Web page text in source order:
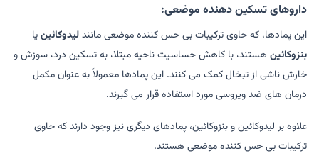
داروهای تسکین دهنده موضعی:
این پمادها، که حاوی ترکیبات بی حس کننده موضعی مانندلیدوکائینیا
بنزوکائین هستند، با کاهش حساسیت ناحیه مبتلا، به تسکین درد، سوزش و
خارش ناشی از تبخال کمک می کنند. این پمادها معمولاً به عنوان مکمل
درمان های ضد ویروسی مورد استفاده قرار می گیرند.
علاوه بر لیدوکائین و بنزوکائین، پمادهای دیگری نیز وجود دارند که حاوی
ترکیبات بی حس کننده موضعی هستند.